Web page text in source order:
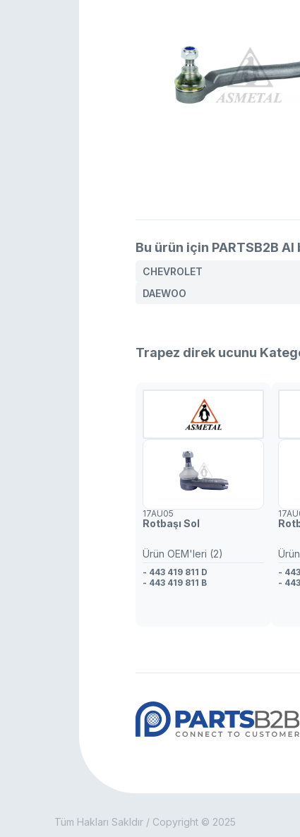
Bu ürün için PARTSB2B
CHEVROLET
DAEWOO
Trapez direk ucunu
17AU05
Rotbaşı Sol
Ürün OEM'leri (2)
- 443 419 811 D
- 443 419 811 B
-
-
Tüm Hakları Sakldır / Copyright © 2025